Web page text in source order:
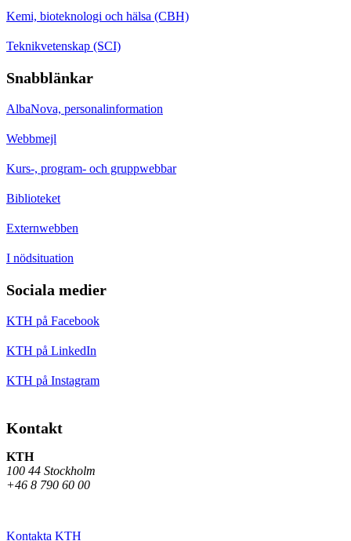
Kemi, bioteknologi och hälsa (CBH)
Teknikvetenskap (SCI)
Snabblänkar
AlbaNova, personalinformation
Webbmejl
Kurs-, program- och gruppwebbar
Biblioteket
Externwebben
I nödsituation
Sociala medier
KTH på Facebook
KTH på LinkedIn
KTH på Instagram
Kontakt
KTH
100 44 Stockholm
+46 8 790 60 00
Kontakta KTH